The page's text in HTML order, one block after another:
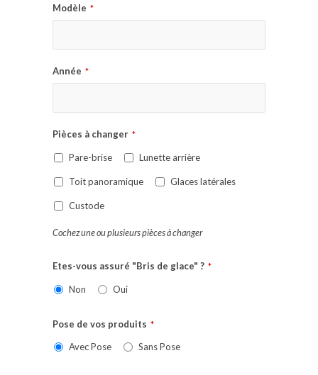
Modèle *
Année *
Pièces à changer *
Pare-brise Lunette arrière
Toit panoramique Glaces latérales
Custode
Cochez une ou plusieurs pièces à changer
Etes-vous assuré "Bris de glace" ? *
Non Oui
Pose de vos produits *
Avec Pose Sans Pose